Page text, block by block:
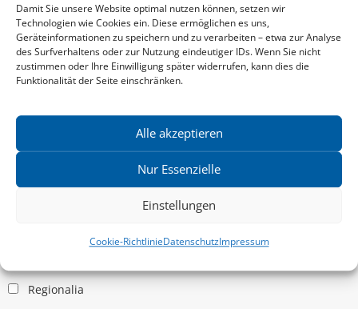
Damit Sie unsere Website optimal nutzen können, setzen wir
Technologien wie Cookies ein. Diese ermöglichen es uns,
Geräteinformationen zu speichern und zu verarbeiten – etwa zur Analyse
des Surfverhaltens oder zur Nutzung eindeutiger IDs. Wenn Sie nicht
zustimmen oder Ihre Einwilligung später widerrufen, kann dies die
Funktionalität der Seite einschränken.
Alle akzeptieren
Nur Essenzielle
Einstellungen
Cookie-RichtlinieDatenschutzImpressum
Aktuelle Vorschau
Entdecken Sie das aktuelle zu-Klampen!-Verlagsprogramm.
Hier finden Sie die Verlagsvorschau – einfach direkt online
reinlesen oder herunterladen.
Download: Vorschau zu Klampen! Herbst 2026
Mehr aktuelle Vorschauen ansehen
News zu aktuellen Neuheiten und Nachrichten im zu Klampen!
Verlag – jederzeit wieder abbestellbar.
Kritische Theorie / Philosophie
Regionalia